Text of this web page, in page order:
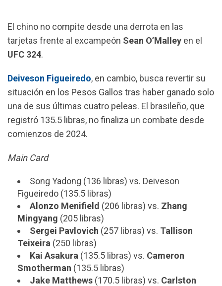
El chino no compite desde una derrota en las
tarjetas frente al excampeón Sean O’Malley en el
UFC 324.
Deiveson Figueiredo, en cambio, busca revertir su
situación en los Pesos Gallos tras haber ganado solo
una de sus últimas cuatro peleas. El brasileño, que
registró 135.5 libras, no finaliza un combate desde
comienzos de 2024.
Main Card
Song Yadong (136 libras) vs. Deiveson
Figueiredo (135.5 libras)
Alonzo Menifield (206 libras) vs. Zhang
Mingyang (205 libras)
Sergei Pavlovich (257 libras) vs. Tallison
Teixeira (250 libras)
Kai Asakura (135.5 libras) vs. Cameron
Smotherman (135.5 libras)
Jake Matthews (170.5 libras) vs. Carlston